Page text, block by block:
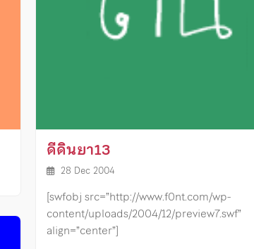
ดีดินยา13
28 Dec 2004
[swfobj src=”http://www.f0nt.com/wp-
content/uploads/2004/12/preview7.swf”
align=”center”]